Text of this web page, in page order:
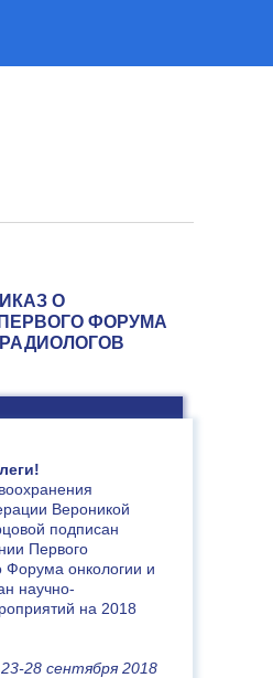
О
ФОРУМА
Вероникой
подписан
Первого
Форума онкологии и
научно-
на 2018
28 сентября 2018